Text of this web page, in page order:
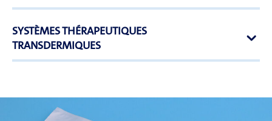
SYSTÈMES THÉRAPEUTIQUES
TRANSDERMIQUES